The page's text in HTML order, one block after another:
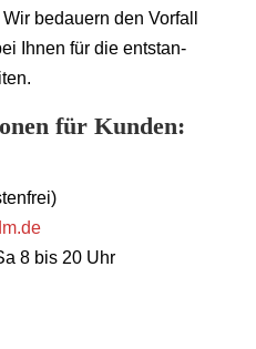
bedauern den Vorfall
Ihnen für die entstan-
für Kunden:
8 bis 20 Uhr